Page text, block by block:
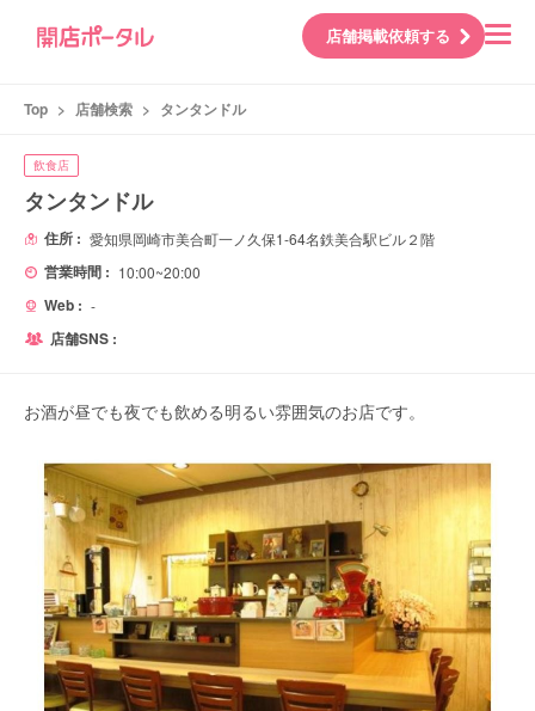
店舗掲載依頼する
Top > 店舗検索 > タンタンドル
飲食店
タンタンドル
住所 : 愛知県岡崎市美合町一ノ久保1-64名鉄美合駅ビル２階
営業時間 : 10:00~20:00
Web : -
店舗SNS :
お酒が昼でも夜でも飲める明るい雰囲気のお店です。